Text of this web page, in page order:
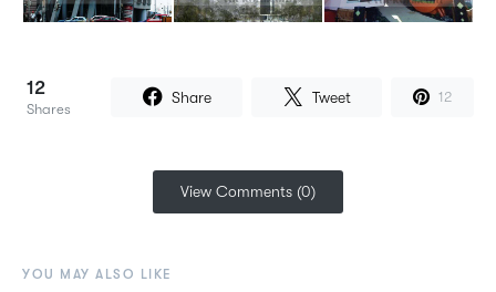
12
Shares
Share Tweet 12
View Comments (0)
YOU MAY ALSO LIKE